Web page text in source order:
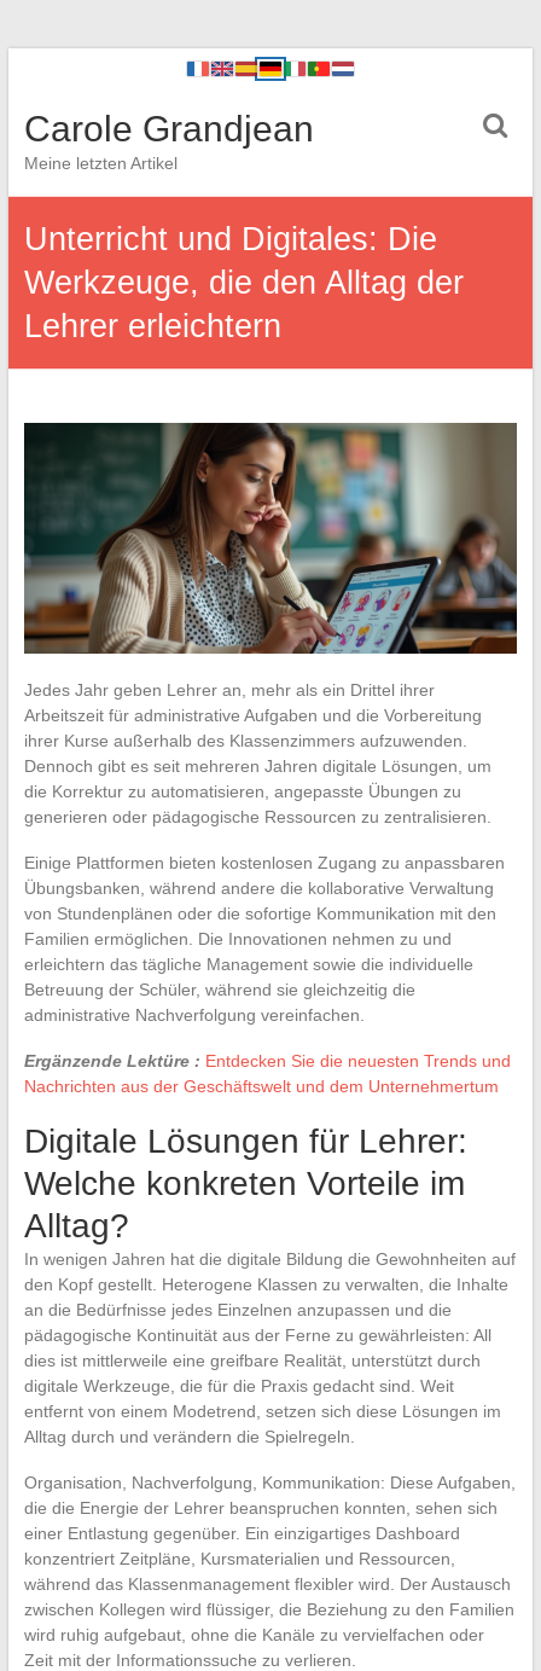
Carole Grandjean
Meine letzten Artikel
Unterricht und Digitales: Die
Werkzeuge, die den Alltag der
Lehrer erleichtern
Jedes Jahr geben Lehrer an, mehr als ein Drittel ihrer
Arbeitszeit für administrative Aufgaben und die Vorbereitung
ihrer Kurse außerhalb des Klassenzimmers aufzuwenden.
Dennoch gibt es seit mehreren Jahren digitale Lösungen, um
die Korrektur zu automatisieren, angepasste Übungen zu
generieren oder pädagogische Ressourcen zu zentralisieren.
Einige Plattformen bieten kostenlosen Zugang zu anpassbaren
Übungsbanken, während andere die kollaborative Verwaltung
von Stundenplänen oder die sofortige Kommunikation mit den
Familien ermöglichen. Die Innovationen nehmen zu und
erleichtern das tägliche Management sowie die individuelle
Betreuung der Schüler, während sie gleichzeitig die
administrative Nachverfolgung vereinfachen.
Ergänzende Lektüre : Entdecken Sie die neuesten Trends und
Nachrichten aus der Geschäftswelt und dem Unternehmertum
Digitale Lösungen für Lehrer:
Welche konkreten Vorteile im
Alltag?
In wenigen Jahren hat die digitale Bildung die Gewohnheiten auf
den Kopf gestellt. Heterogene Klassen zu verwalten, die Inhalte
an die Bedürfnisse jedes Einzelnen anzupassen und die
pädagogische Kontinuität aus der Ferne zu gewährleisten: All
dies ist mittlerweile eine greifbare Realität, unterstützt durch
digitale Werkzeuge, die für die Praxis gedacht sind. Weit
entfernt von einem Modetrend, setzen sich diese Lösungen im
Alltag durch und verändern die Spielregeln.
Organisation, Nachverfolgung, Kommunikation: Diese Aufgaben,
die die Energie der Lehrer beanspruchen konnten, sehen sich
einer Entlastung gegenüber. Ein einzigartiges Dashboard
konzentriert Zeitpläne, Kursmaterialien und Ressourcen,
während das Klassenmanagement flexibler wird. Der Austausch
zwischen Kollegen wird flüssiger, die Beziehung zu den Familien
wird ruhig aufgebaut, ohne die Kanäle zu vervielfachen oder
Zeit mit der Informationssuche zu verlieren.